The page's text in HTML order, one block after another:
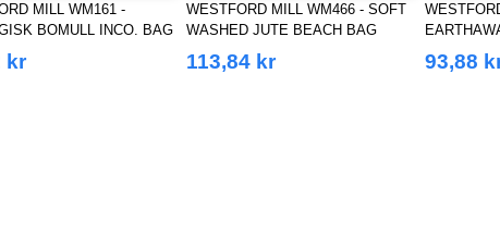
MILL WM161 -
BOMULL INCO. BAG
kr
WESTFORD MILL WM466 - SOFT
WASHED JUTE BEACH BAG
113,84 kr 93,88